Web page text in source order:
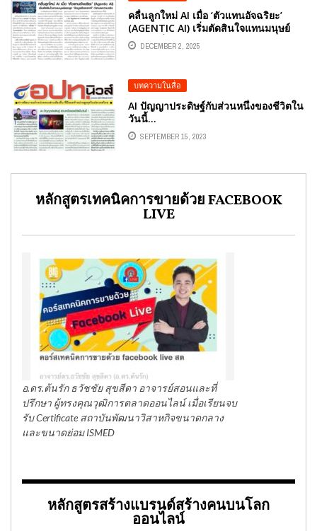
คลื่นลูกใหม่ AI เมื่อ ‘ตัวแทนอัจฉริยะ’
(AGENTIC AI) เริ่มตัดสินใจแทนมนุษย์
และยุคที่ ‘ข้อมูลสังเคราะห์’ กำหนดความ
จริง บทความหนังสือพิมพ์ อปท.นิวส์ ราย
นีสต์ อ.ดร.ต้นรัก ธวัชชัย สุขสีดา ที่
ปรึกษาประจำคณะอนุกรรมการศึกษาการ
พัฒนาเทคโนโลยีและนวัตกรรมให้เท่าทัน
ต่อโลกดิจิทัลรัฐสภา
DECEMBER 2, 2025
บทความในสื่อ
AI ปัญญาประดิษฐ์กับส่วนหนึ่งของชีวิตใน
วันนี้…
SEPTEMBER 15, 2023
หลักสูตรเทคนิคการขายด้วย FACEBOOK
LIVE
อ.ดร.ต้นรัก ธวัชชัย สุขสีดา อาจารย์สอนและที่
ปรึกษา ผู้ทรงคุณวุฒิการตลาดออนไลน์ เมื่อเรียนจบ
รับ Certificate สถาบันพัฒนาวิสาหกิจขนาดกลาง
และขนาดย่อม ISMED
หลักสูตรสร้างแบรนด์สร้างคนบนโลก
ออนไลน์